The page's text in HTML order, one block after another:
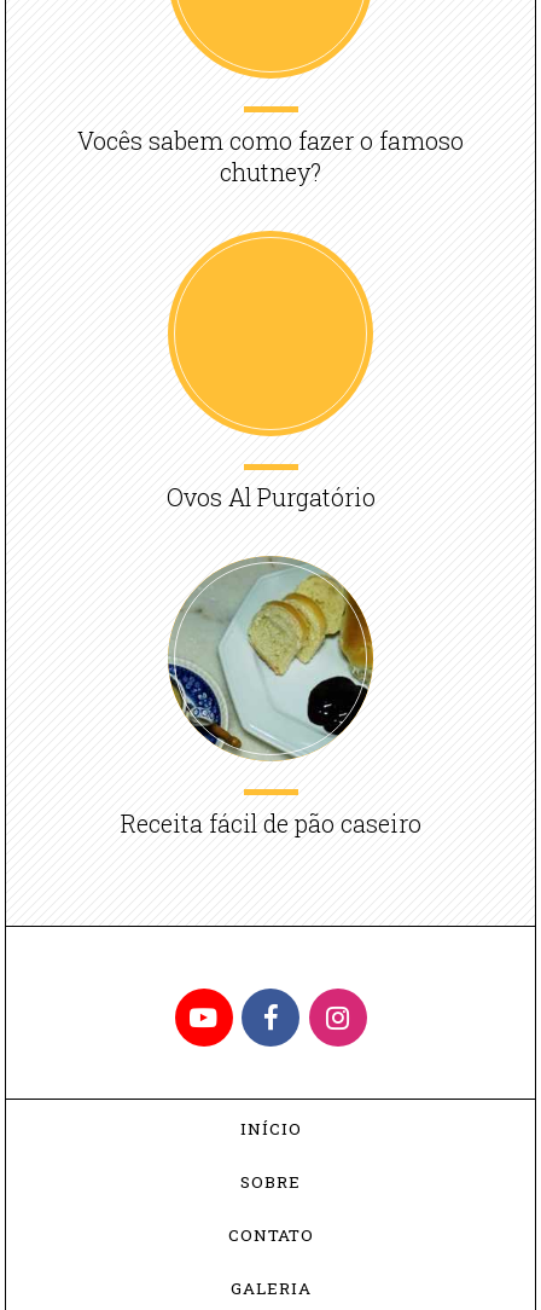
Vocês sabem como fazer o famoso
chutney?
Ovos Al Purgatório
Receita fácil de pão caseiro
YouTubeFacebookInstagram
INÍCIO
SOBRE
CONTATO
GALERIA